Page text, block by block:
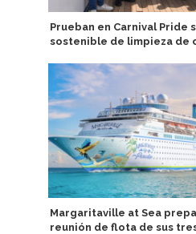
Prueban en Carnival Pride
sostenible de limpieza de
Margaritaville at Sea
reunión de flota de sus